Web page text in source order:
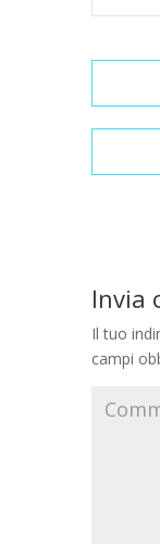
Invia
Il tuo
campi